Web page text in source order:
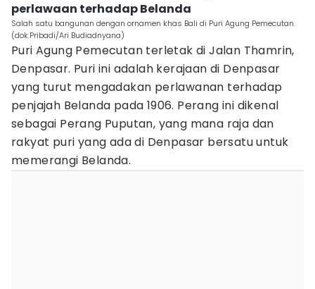
perlawaan terhadap Belanda
Salah satu bangunan dengan ornamen khas Bali di Puri Agung Pemecutan.
(dok.Pribadi/Ari Budiadnyana)
Puri Agung Pemecutan terletak di Jalan Thamrin,
Denpasar. Puri ini adalah kerajaan di Denpasar
yang turut mengadakan perlawanan terhadap
penjajah Belanda pada 1906. Perang ini dikenal
sebagai Perang Puputan, yang mana raja dan
rakyat puri yang ada di Denpasar bersatu untuk
memerangi Belanda.